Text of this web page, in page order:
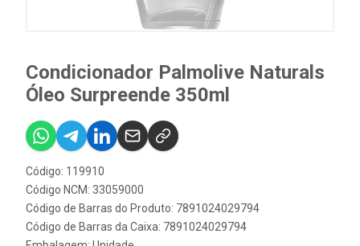
Condicionador Palmolive Naturals
Óleo Surpreende 350ml
Código: 119910
Código NCM: 33059000
Código de Barras do Produto: 7891024029794
Código de Barras da Caixa: 7891024029794